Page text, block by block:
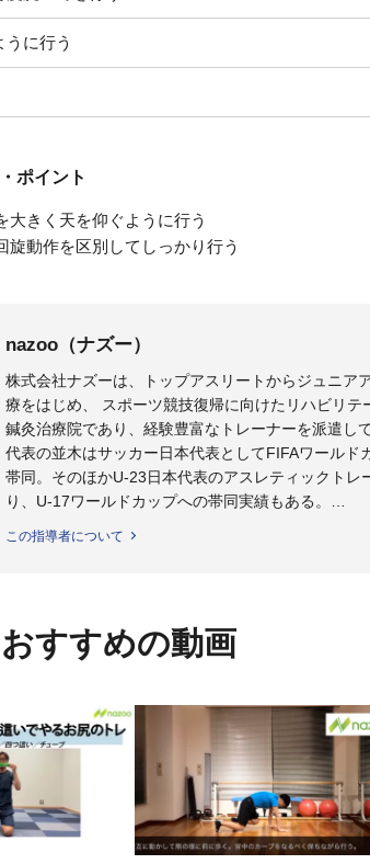
に行う
ポイント
大きく天を仰ぐように行う
旋動作を区別してしっかり行う
nazoo（ナズー）
株式会社ナズーは、トップアスリートからジュニア
療をはじめ、 スポーツ競技復帰に向けたリハビリ
鍼灸治療院であり、経験豊富なトレーナーを派遣して
代表の並木はサッカー日本代表としてFIFAワールド
帯同。そのほかU-23日本代表のアスレティックト
り、U-17ワールドカップへの帯同実績もある。
「一人一人の健康な人生をサポートする」を企業理
この指導者について
すすめの動画